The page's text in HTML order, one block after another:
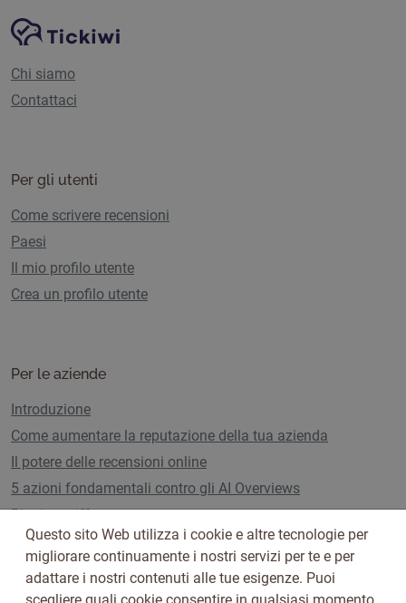
Navigazione del sito
Piattaforma Tickiwi
Chi siamo
Contattaci
Per gli utenti
Come scrivere recensioni
Paesi
Il mio profilo utente
Crea un profilo utente
Per le aziende
Introduzione
Come aumentare la reputazione della tua azienda
Il potere delle recensioni online
5 azioni fondamentali contro gli AI Overviews
Piani e tariffe
Seguici su
Questo sito Web utilizza i cookie e altre tecnologie per
migliorare continuamente i nostri servizi per te e per
adattare i nostri contenuti alle tue esigenze. Puoi